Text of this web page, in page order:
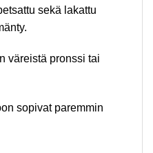
sekä lakattu
väreistä pronssi tai
sopivat paremmin